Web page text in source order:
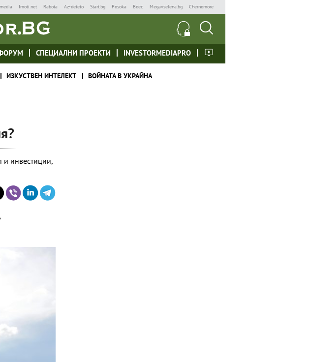
Imoti.net Rabota Az-deteto Start.bg Posoka Boec Megavselena.bg Chernomore
СПЕЦИАЛНИ ПРОЕКТИ INVESTORMEDIAPRO
ИЗКУСТВЕН ИНТЕЛЕКТ ВОЙНАТА В УКРАЙНА
и инвестиции,